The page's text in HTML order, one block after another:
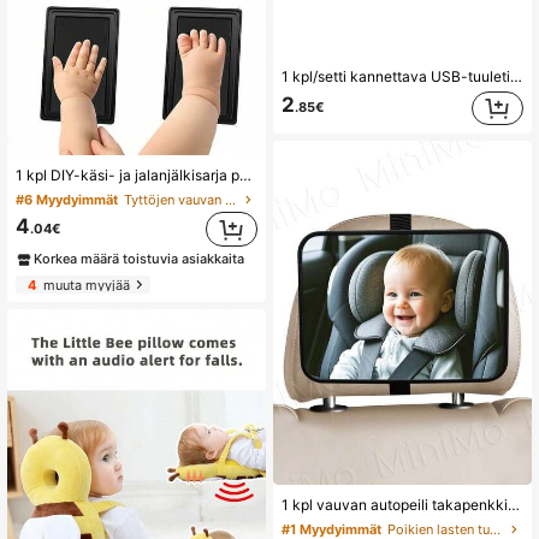
1 kpl DIY-käsi- ja jalanjälkisarja pysyvien muistojen luomiseen – täydellinen vauvakutsulahja, toimistoon, kouluun, piirtämiseen, opiskelijoille, pojille ja tytöille, koulutarvikkeet
#6 Myydyimmät Tyttöjen vauvan kasvua edistävät matkamuistot
4.04€
Korkea määrä toistuvia asiakkaita
4muuta myyjää
1 kpl/setti kannettava USB-tuuletin, ladattava tuuletin 3 nopeustilalla, 300 mAh akku, 2 W teho, sisältää telineen puhelin-/tablettitelineeksi, sopii ulkoiluun, rannalle, toimistoon, kouluun ja kotiin, viilennys tytöille ja vauvalle
2.85€
1 kpl vauvan autopeili takapenkkipedalille, akryylimateriaali, särkymätön ja halkeamaton, sopii takkautuvaan vauvan autotuoliin, laaja ja selkeä näkymä
#1 Myydyimmät Poikien lasten turvaistuinten lisävarusteet